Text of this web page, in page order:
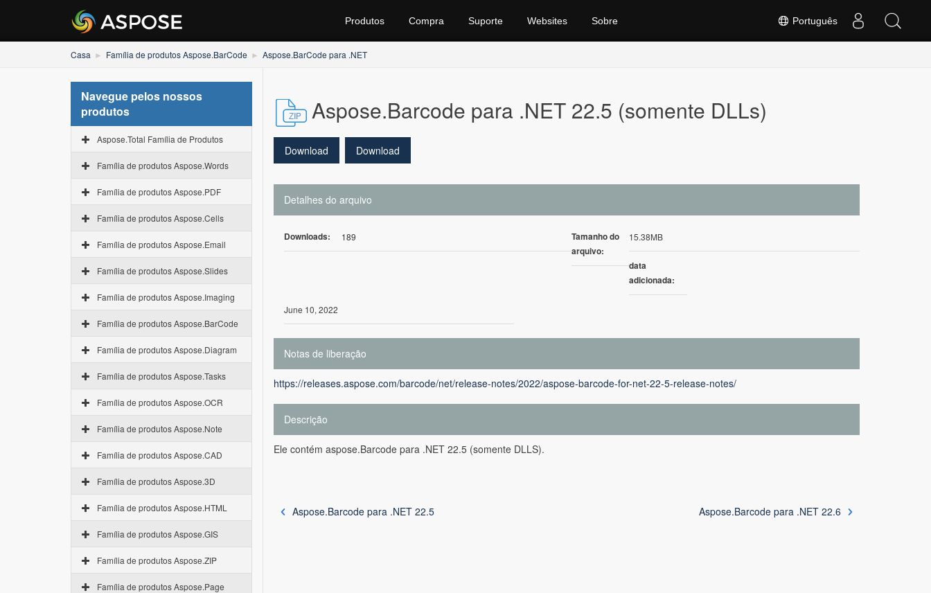
Português
Produtos Compra Suporte Websites Sobre
Casa Família de produtos Aspose.BarCode Aspose.BarCode para .NET
Navegue pelos nossos
produtos
Aspose.Total Família de Produtos
Família de produtos Aspose.Words
Família de produtos Aspose.PDF
Família de produtos Aspose.Cells
Família de produtos Aspose.Email
Família de produtos Aspose.Slides
Família de produtos Aspose.Imaging
Família de produtos Aspose.BarCode
Família de produtos Aspose.Diagram
Família de produtos Aspose.Tasks
Família de produtos Aspose.OCR
Família de produtos Aspose.Note
Família de produtos Aspose.CAD
Família de produtos Aspose.3D
Família de produtos Aspose.HTML
Família de produtos Aspose.GIS
Família de produtos Aspose.ZIP
Família de produtos Aspose.Page
Aspose.Barcode para .NET 22.5 (somente DLLs)
Download Download
Detalhes do arquivo
Downloads: 189
Tamanho do
arquivo:
15.38MB
data
adicionada:
June 10, 2022
Notas de liberação
https://releases.aspose.com/barcode/net/release-notes/2022/aspose-barcode-for-net-22-5-release-notes/
Descrição
Ele contém aspose.Barcode para .NET 22.5 (somente DLLS).
Aspose.Barcode para .NET 22.5 Aspose.Barcode para .NET 22.6